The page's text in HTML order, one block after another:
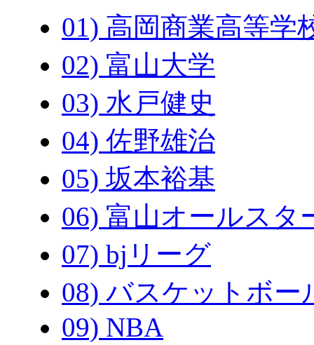
01) 高岡商業高等学
02) 富山大学
03) 水戸健史
04) 佐野雄治
05) 坂本裕基
06) 富山オールスタ
07) bjリーグ
08) バスケットボー
09) NBA